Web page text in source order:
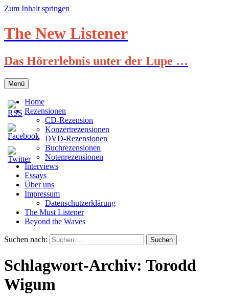
Zum Inhalt springen
The New Listener
Das Hörerlebnis unter der Lupe …
Menü
Home
Rezensionen
CD-Rezension
Konzertrezensionen
DVD-Rezensionen
Buchrezensionen
Notenrezensionen
Interviews
Essays
Über uns
Impressum
Datenschutzerklärung
The Must Listener
Beyond the Waves
Suchen nach:
Schlagwort-Archiv: Torodd
Wigum